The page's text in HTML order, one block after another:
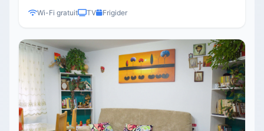
Wi-Fi gratuit
TV Frigider